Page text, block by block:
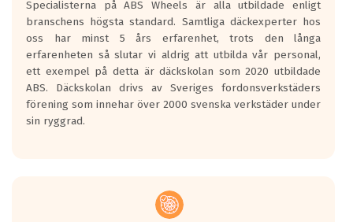
längsta.
Inga D eller G betyg delas ut för
personbilar och lätta lastbilar.
Betyget sätts efter ett test där däcken
skall bromsa in på en väg där det ligger
0.5-1.5 mm vatten.
I 80km/h kommer skillnaden på
Vid körning i över 50km/h brukar
Specialisterna på ABS Wheels är alla utbildade enligt
branschens högsta standard. Samtliga däckexperter hos
oss har minst 5 års erfarenhet, trots den långa
erfarenheten så slutar vi aldrig att utbilda vår personal,
ett exempel på detta är däckskolan som 2020 utbildade
ABS. Däckskolan drivs av Sveriges fordonsverkstäders
förening som innehar över 2000 svenska verkstäder under
sin ryggrad.